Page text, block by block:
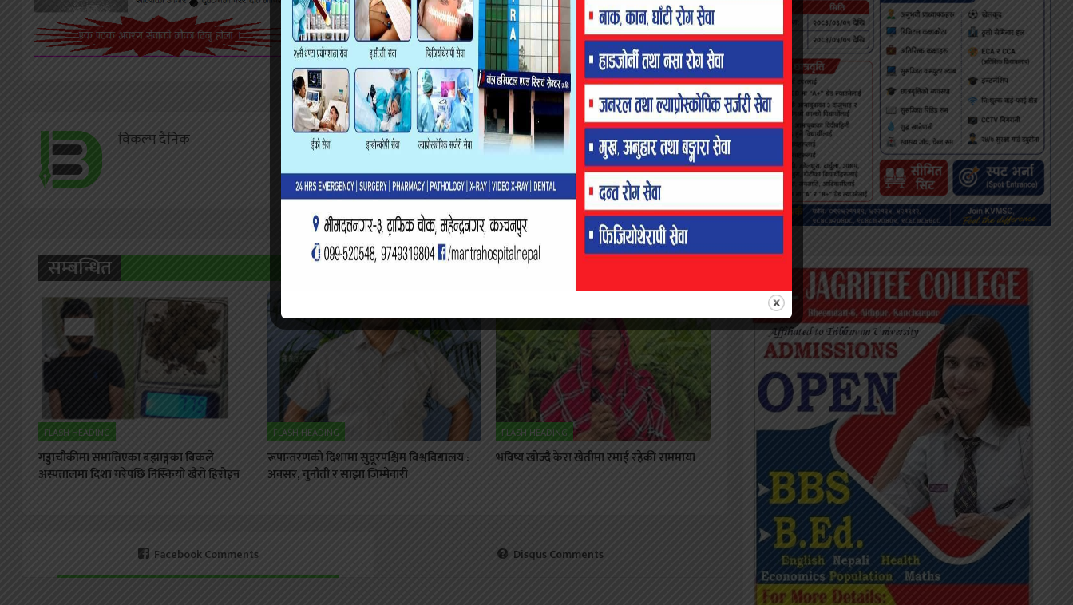
विकल्प दैनिक
सम्बन्धित
FLASH HEADING
गड्डाचौकीमा समातिएका बझाङ्गका बिकले
अस्पतालमा दिशा गरेपछि निस्कियो खैरो हिरोइन
FLASH HEADING
रूपान्तरणको दिशामा सुदूरपश्चिम विश्वविद्यालय :
अवसर, चुनौती र साझा जिम्मेवारी
FLASH HEADING
भविष्य खोज्दै केरा खेतीमा रमाई रहेकी राममाया
Facebook Comments Disqus Comments